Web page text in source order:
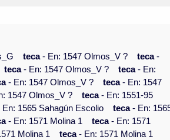
teca- En: 1547 Olmos_V ? teca-
teca- En: 1547 Olmos_V ? teca- En:
- En: 1547 Olmos_V ? teca- En: 1547
1547 Olmos_V ? teca- En: 1551-95
En: 1565 Sahagún Escolio teca- En:
- En: 1571 Molina 1 teca- En: 1571
Molina 1 teca- En: 1571 Molina 1